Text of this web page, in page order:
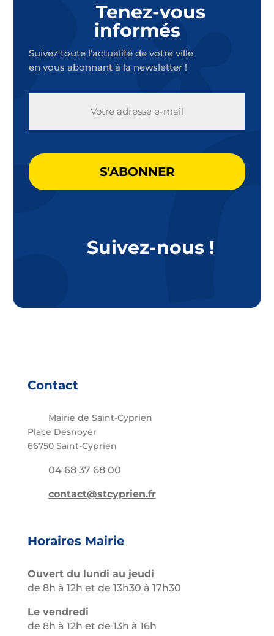
Tenez-vous
informés
Suivez toute l’actualité de votre ville
en vous abonnant à la newsletter !
Suivez-nous !
Contact
Mairie de Saint-Cyprien
Place Desnoyer
66750 Saint-Cyprien
04 68 37 68 00
contact@stcyprien.fr
Horaires Mairie
Ouvert du lundi au jeudi
de 8h à 12h et de 13h30 à 17h30
Le vendredi
de 8h à 12h et de 13h à 16h